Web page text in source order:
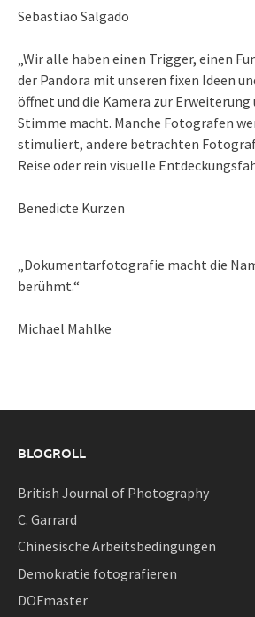
Sebastiao Salgado
„Wir alle haben einen Trigger, einen
der Pandora mit unseren fixen Ideen
öffnet und die Kamera zur Erweiterung
Stimme macht. Manche Fotografen
stimuliert, andere betrachten
Reise oder rein visuelle
Benedicte Kurzen
„Dokumentarfotografie macht die
berühmt.“
Michael Mahlke
BLOGROLL
British Journal of Photography
C. Garrard
Chinesische Arbeitsbedingungen
Demokratie fotografieren
DOFmaster